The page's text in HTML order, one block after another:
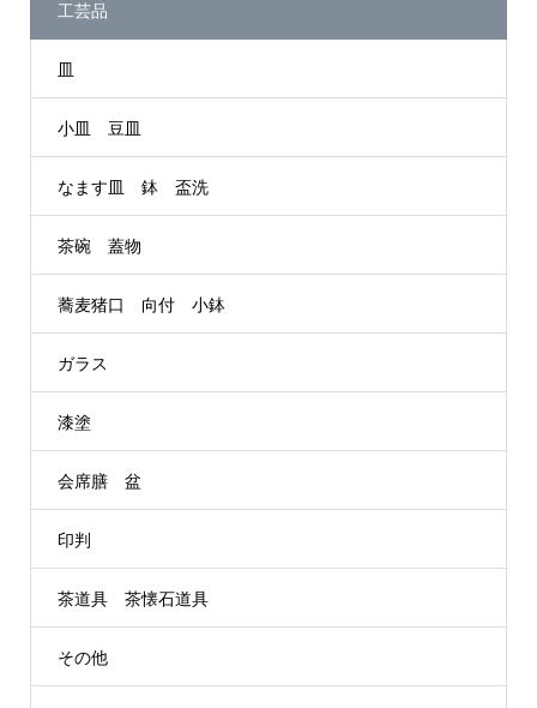
工芸品
皿
小皿 豆皿
なます皿 鉢 盃洗
茶碗 蓋物
蕎麦猪口 向付 小鉢
ガラス
漆塗
会席膳 盆
印判
茶道具 茶懐石道具
その他